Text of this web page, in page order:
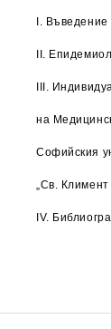
I. Въведение
II.
III.
на
Софийския
„Св.
IV.